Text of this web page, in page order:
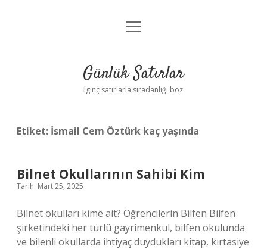
Anasayfa
Yasal Uyarı
menüyü
Günlük Satırlar
İlginç satırlarla sıradanlığı boz.
Etiket: İsmail Cem Öztürk kaç yaşında
Bilnet Okullarının Sahibi Kim
Tarih: Mart 25, 2025
Bilnet okulları kime ait? Öğrencilerin Bilfen Bilfen
şirketindeki her türlü gayrimenkul, bilfen okulunda
ve bilenli okullarda ihtiyaç duydukları kitap, kırtasiye